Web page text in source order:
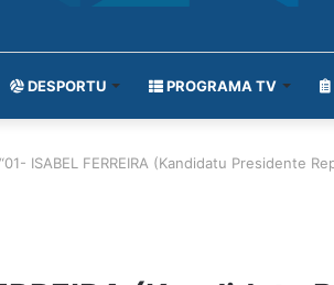
DESPORTU PROGRAMA TV
“01- ISABEL FERREIRA (Kandidatu Presidente